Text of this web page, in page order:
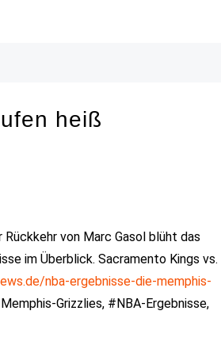
heiß
von Marc Gasol blüht das
im Überblick. Sacramento Kings vs.
nba-ergebnisse-die-memphis-
Grizzlies, #NBA-Ergebnisse,